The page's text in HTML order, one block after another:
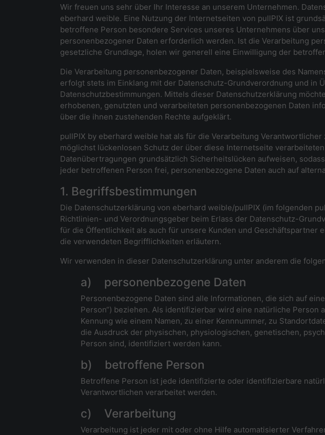
Wir freuen uns sehr über Ihr Interesse an unserem Unternehmen.
eberhard weible. Eine Nutzung der Internetseiten von pullPIX ist
betroffene Person besondere Services unseres Unternehmens über
personenbezogener Daten erforderlich werden. Ist die Verarbeitung
gesetzliche Grundlage, holen wir generell eine Einwilligung der
Die Verarbeitung personenbezogener Daten, beispielsweise des
erfolgt stets im Einklang mit der Datenschutz-Grundverordnung und
Datenschutzbestimmungen. Mittels dieser Datenschutzerklärung
erhobenen, genutzten und verarbeiteten personenbezogenen Daten
über die ihnen zustehenden Rechte aufgeklärt.
pullPIX by eberhard weible hat als für die Verarbeitung
möglichst lückenlosen Schutz der über diese Internetseite
Datenübertragungen grundsätzlich Sicherheitslücken aufweisen,
jeder betroffenen Person frei, personenbezogene Daten auch auf
1. Begriffsbestimmungen
Die Datenschutzerklärung von eberhard weible/pullPIX (im folgenden
Richtlinien- und Verordnungsgeber beim Erlass der Datenschutz-
für die Öffentlichkeit als auch für unsere Kunden und
die verwendeten Begrifflichkeiten erläutern.
Wir verwenden in dieser Datenschutzerklärung unter anderem die
a) personenbezogene Daten
Personenbezogene Daten sind alle Informationen, die sich auf
Person“) beziehen. Als identifizierbar wird eine natürliche
Kennung wie einem Namen, zu einer Kennnummer, zu
die Ausdruck der physischen, physiologischen, genetischen,
Person sind, identifiziert werden kann.
b) betroffene Person
Betroffene Person ist jede identifizierte oder identifizierbare
Verantwortlichen verarbeitet werden.
c) Verarbeitung
Verarbeitung ist jeder mit oder ohne Hilfe automatisierter